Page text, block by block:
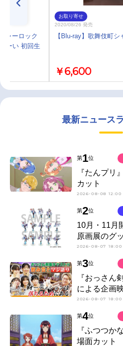
ャーロック
ーい 初回生
お取り寄せ
2020/08/26 発売
【Blu-ray】歌舞伎町
￥6,600
最新ニュース
第1位
『たんプリ
カット
2026-08-08 12:00
第2位
10月・11月
原画展のグ
2026-08-07 18:00
第3位
『おっさん
による企画
2026-08-07 18:00
第4位
『ふつつか
場面カット